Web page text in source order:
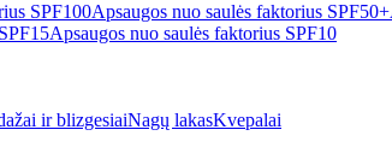
SPF100Apsaugos nuo saulės faktorius SPF50+
Apsaugos nuo saulės faktorius SPF10
ir blizgesiaiNagų lakasKvepalai